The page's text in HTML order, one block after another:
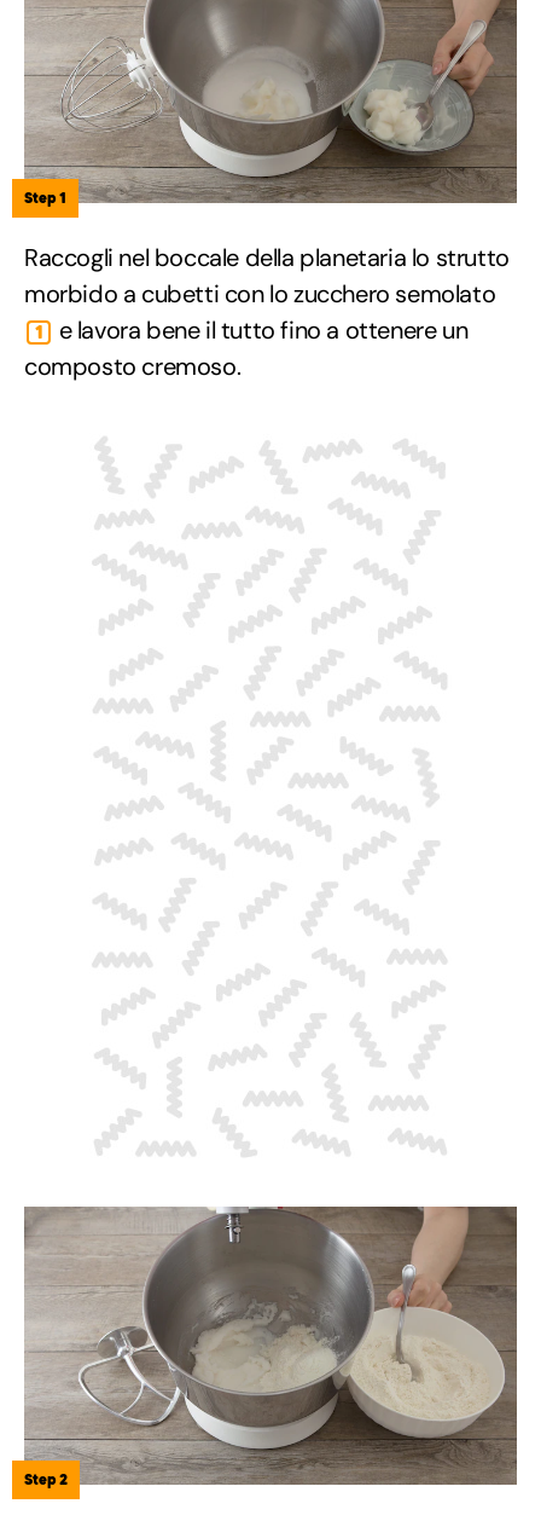
Step 1
Raccogli nel boccale della planetaria lo strutto
morbido a cubetti con lo zucchero semolato
1
e lavora bene il tutto fino a ottenere un
composto cremoso.
Step 2